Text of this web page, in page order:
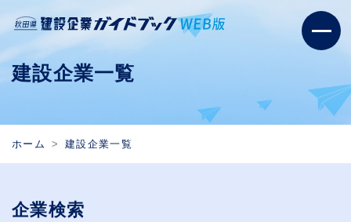
建設企業一覧
ホーム 建設企業一覧
企業検索